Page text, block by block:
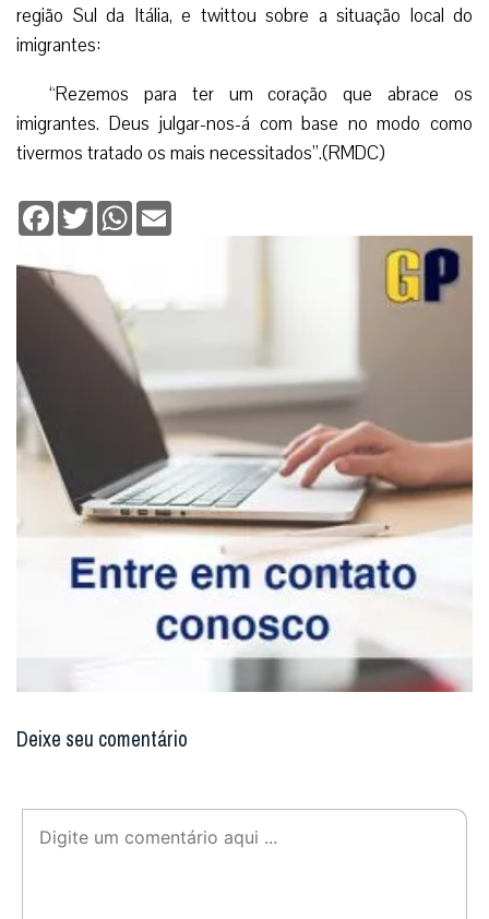
região Sul da Itália, e twittou sobre a situação local do
imigrantes:
“Rezemos para ter um coração que abrace os
imigrantes. Deus julgar-nos-á com base no modo como
tivermos tratado os mais necessitados”.(RMDC)
Facebook
TwitterWhatsApp
Deixe seu comentário